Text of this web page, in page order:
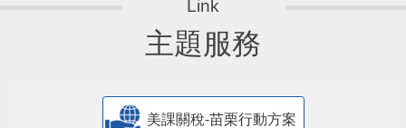
主題服務
美課關稅-苗栗行動方案